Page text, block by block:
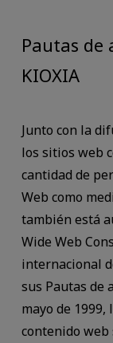
Pautas de
KIOXIA
Junto con la
los sitios web
cantidad de
Web como
también está
Wide Web
internacional
sus Pautas de
mayo de
contenido web